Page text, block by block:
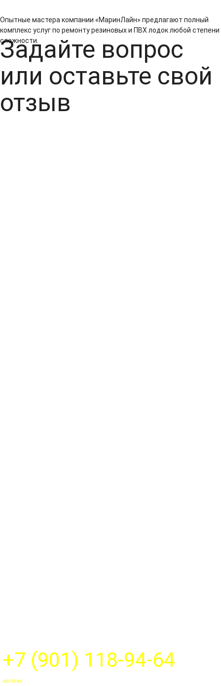
Опытные мастера компании «МаринЛайн» предлагают полный
комплекс услуг по ремонту резиновых и ПВХ лодок любой степени
сложности.
Задайте вопрос
или оставьте свой
отзыв
+7 (901) 118-94-64
магазин